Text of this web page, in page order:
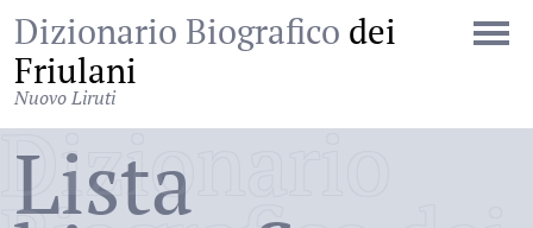
Dizionario Biografico dei
Friulani
Nuovo Liruti
Dizionario
Lista